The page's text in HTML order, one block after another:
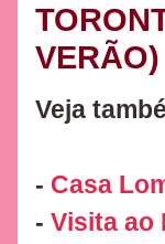
VERÃO)
Veja
- Casa
- Visita ao